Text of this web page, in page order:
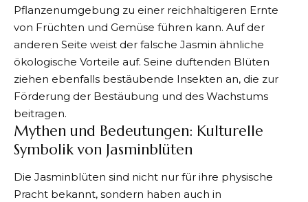
Pflanzenumgebung zu einer reichhaltigeren Ernte
von Früchten und Gemüse führen kann. Auf der
anderen Seite weist der falsche Jasmin ähnliche
ökologische Vorteile auf. Seine duftenden Blüten
ziehen ebenfalls bestäubende Insekten an, die zur
Förderung der Bestäubung und des Wachstums
beitragen.
Mythen und Bedeutungen: Kulturelle
Symbolik von Jasminblüten
Die Jasminblüten sind nicht nur für ihre physische
Pracht bekannt, sondern haben auch in